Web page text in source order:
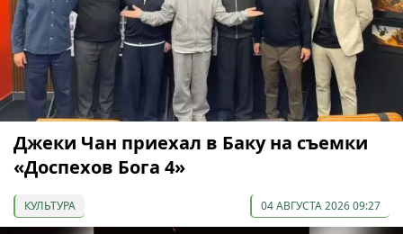
Джеки Чан приехал в Баку на съемки
«Доспехов Бога 4»
КУЛЬТУРА 04 АВГУСТА 2026 09:27